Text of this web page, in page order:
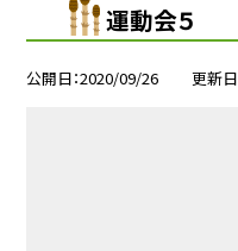
運動会５
公開日 2020/09/26 更新日